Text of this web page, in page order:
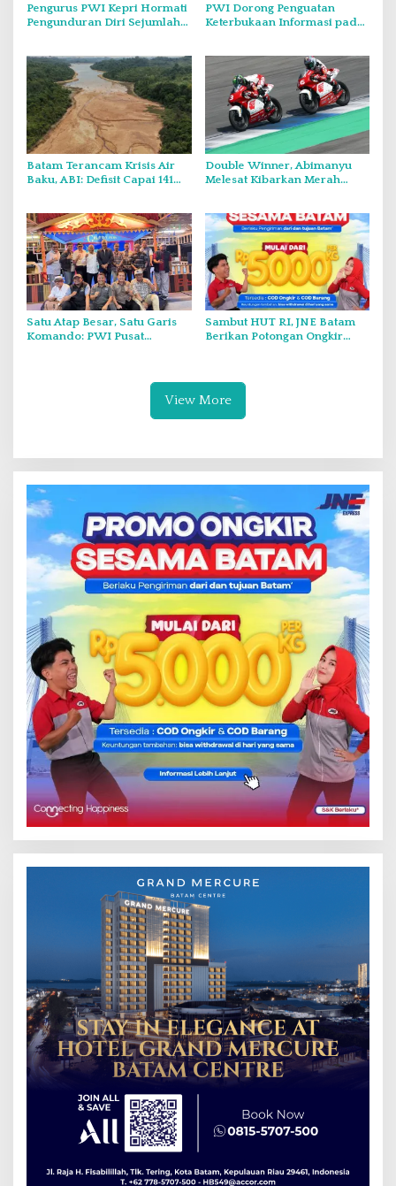
Pengurus PWI Kepri Hormati
Pengunduran Diri Sejumlah
Pusat
PWI Dorong Penguatan
Keterbukaan Informasi pada
Batam Terancam Krisis Air
Baku, ABI: Defisit Capai 141
Double Winner, Abimanyu
Melesat Kibarkan Merah
Satu Atap Besar, Satu Garis
Komando: PWI Pusat
Sambut HUT RI, JNE Batam
Berikan Potongan Ongkir
View More